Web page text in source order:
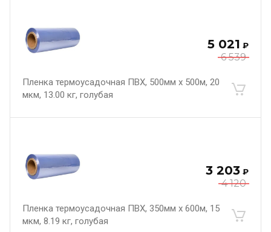
6 539
5 021 ₽
Пленка термоусадочная ПВХ, 500мм х 500м, 20
мкм, 13.00 кг, голубая
4 120
3 203 ₽
Пленка термоусадочная ПВХ, 350мм х 600м, 15
мкм, 8.19 кг, голубая